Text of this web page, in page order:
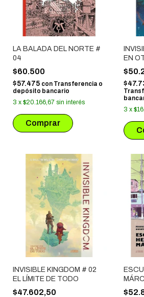
LA BALADA DEL NORTE #
04
$60.500
$57.475 con Transferencia o
depósito bancario
3 x $20.166,67 sin interés
EN
3 x
INVISIBLE KINGDOM # 02
EL LÍMITE DE TODO
$47.602,50